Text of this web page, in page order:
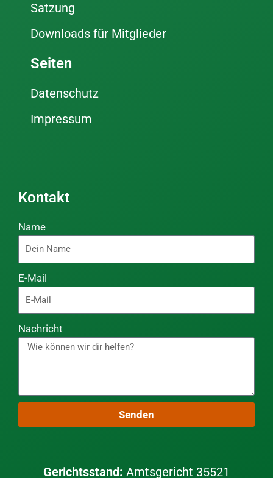
Satzung
Downloads für Mitglieder
Seiten
Datenschutz
Impressum
Kontakt
Name
E-Mail
Nachricht
Senden
Gerichtsstand: Amtsgericht 35521